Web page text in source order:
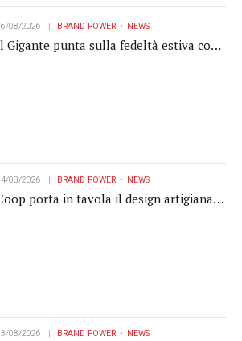
08/2026 BRAND POWER NEWS
Gigante punta sulla fedeltà estiva con
08/2026 BRAND POWER NEWS
porta in tavola il design artigianale
08/2026 BRAND POWER NEWS